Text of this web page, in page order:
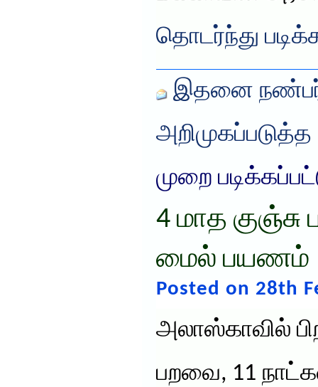
தொடர்ந்து
இதனை
அறிமுகப்படுத்த
முறை
4 மாத
மைல் பயணம்
Posted on 28th
அலாஸ்காவில்
பறவை, 11